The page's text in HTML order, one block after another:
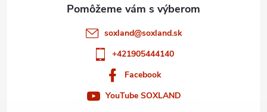
soxland@soxland.sk
+421905444140
Facebook
YouTube SOXLAND